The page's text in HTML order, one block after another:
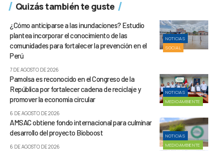
Quizás también te guste
NOTICIAS
SOCIAL
¿Cómo anticiparse a las inundaciones? Estudio
plantea incorporar el conocimiento de las
comunidades para fortalecer la prevención en el
Perú
7 DE AGOSTO DE 2026
NOTICIAS
MEDIOAMBIENTE
Pamolsa es reconocido en el Congreso de la
República por fortalecer cadena de reciclaje y
promover la economía circular
6 DE AGOSTO DE 2026
NOTICIAS
MEDIOAMBIENTE
AMSAC obtiene fondo internacional para culminar
desarrollo del proyecto Bioboost
6 DE AGOSTO DE 2026